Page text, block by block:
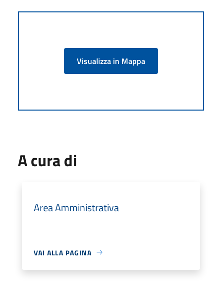
Visualizza in Mappa
A cura di
Area Amministrativa
VAI ALLA PAGINA